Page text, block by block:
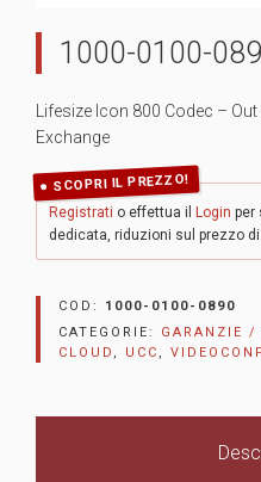
1000-0100-
Lifesize Icon 800 Codec –
Exchange
SCOPRI IL PREZZO!
Registrati o effettua il Login per
dedicata, riduzioni sul prezzo
COD: 1000-0100-0890
CATEGORIE: GARANZIE /
CLOUD , UCC ,